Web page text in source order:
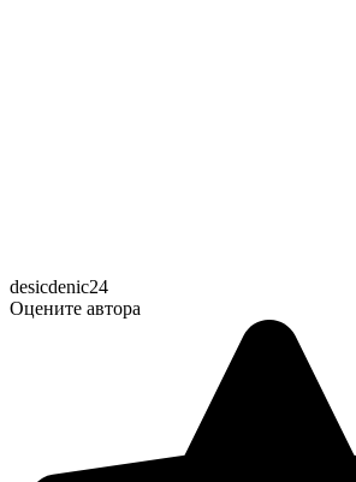
desicdenic24
Оцените автора